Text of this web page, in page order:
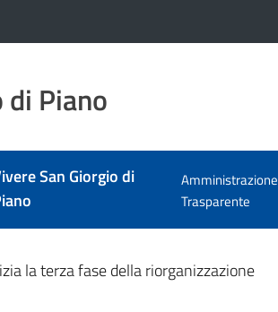
di Piano
San Giorgio di
Amministrazione
Trasparente
la terza fase della riorganizzazione